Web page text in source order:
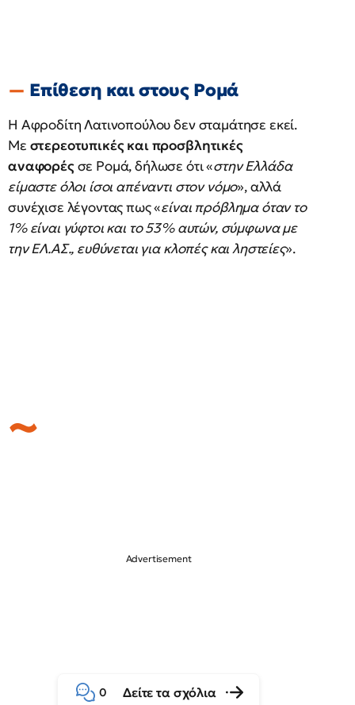
Επίθεση και στους Ρομά
Η Αφροδίτη Λατινοπούλου δεν σταμάτησε εκεί.
Με στερεοτυπικές και προσβλητικές
αναφορέςσε Ρομά, δήλωσε ότι «στην Ελλάδα
είμαστε όλοι ίσοι απέναντι στον νόμο», αλλά
συνέχισε λέγοντας πως «είναι πρόβλημα όταν το
1% είναι γύφτοι και το 53% αυτών, σύμφωνα με
την ΕΛ.ΑΣ., ευθύνεται για κλοπές και ληστείες».
0 Δείτε τα σχόλια